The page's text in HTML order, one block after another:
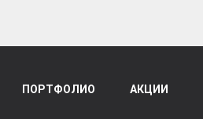
ПОРТФОЛИО АКЦИИ